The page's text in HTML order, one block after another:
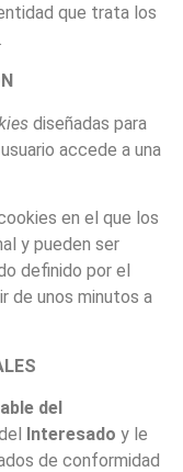
que trata los
diseñadas para
accede a una
en el que los
y pueden ser
definido por el
de unos minutos a
del
Interesado y le
de conformidad